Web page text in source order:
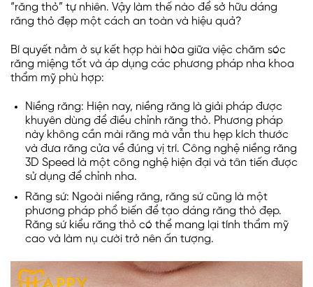
“răng thỏ” tự nhiên. Vậy làm thế nào để sở hữu dáng
răng thỏ đẹp một cách an toàn và hiệu quả?
Bí quyết nằm ở sự kết hợp hài hòa giữa việc chăm sóc
răng miệng tốt và áp dụng các phương pháp nha khoa
thẩm mỹ phù hợp:
Niềng răng: Hiện nay, niềng răng là giải pháp được
khuyên dùng để điều chỉnh răng thỏ. Phương pháp
này không cần mài răng mà vẫn thu hẹp kích thước
và đưa răng cửa về đúng vị trí. Công nghệ niềng răng
3D Speed là một công nghệ hiện đại và tân tiến được
sử dụng để chỉnh nha.
Răng sứ: Ngoài niềng răng, răng sứ cũng là một
phương pháp phổ biến để tạo dáng răng thỏ đẹp.
Răng sứ kiểu răng thỏ có thể mang lại tính thẩm mỹ
cao và làm nụ cười trở nên ấn tượng.